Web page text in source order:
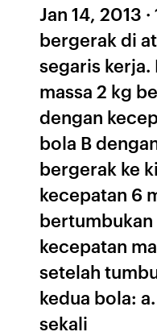
Jan 14, 2013
bergerak di
segaris kerja.
massa 2 kg
dengan
bola B
bergerak ke
kecepatan 6
kecepatan
setelah
kedua bola:
sekali